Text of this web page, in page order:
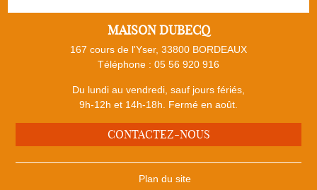
MAISON DUBECQ
167 cours de l'Yser, 33800 BORDEAUX
Téléphone : 05 56 920 916
Du lundi au vendredi, sauf jours fériés,
9h-12h et 14h-18h. Fermé en août.
CONTACTEZ-NOUS
Plan du site